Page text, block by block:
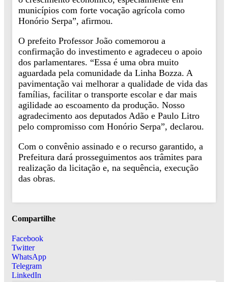
municípios com forte vocação agrícola como
Honório Serpa”, afirmou.
O prefeito Professor João comemorou a
confirmação do investimento e agradeceu o apoio
dos parlamentares. “Essa é uma obra muito
aguardada pela comunidade da Linha Bozza. A
pavimentação vai melhorar a qualidade de vida das
famílias, facilitar o transporte escolar e dar mais
agilidade ao escoamento da produção. Nosso
agradecimento aos deputados Adão e Paulo Litro
pelo compromisso com Honório Serpa”, declarou.
Com o convênio assinado e o recurso garantido, a
Prefeitura dará prosseguimentos aos trâmites para
realização da licitação e, na sequência, execução
das obras.
Compartilhe
Facebook
Twitter
WhatsApp
Telegram
LinkedIn